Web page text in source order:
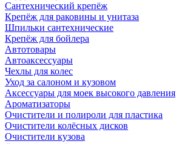
Сантехнический крепёж
Крепёж для раковины и унитаза
Шпильки сантехнические
Крепёж для бойлера
Автотовары
Автоаксессуары
Чехлы для колес
Уход за салоном и кузовом
Аксессуары для моек высокого давления
Ароматизаторы
Очистители и полироли для пластика
Очистители колёсных дисков
Очистители кузова